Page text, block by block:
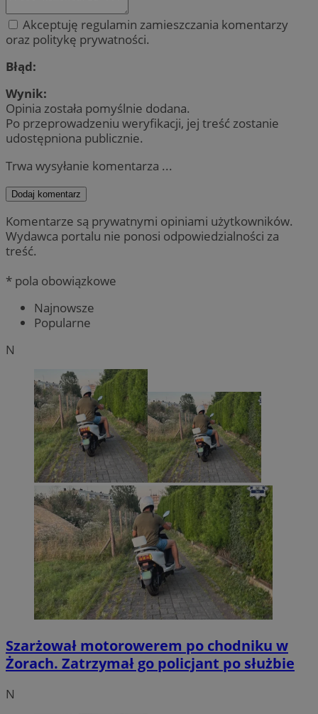
Akceptuję regulamin zamieszczania komentarzy
oraz politykę prywatności.
Błąd:
Wynik:
Opinia została pomyślnie dodana.
Po przeprowadzeniu weryfikacji, jej treść zostanie
udostępniona publicznie.
Trwa wysyłanie komentarza ...
Dodaj komentarz
Komentarze są prywatnymi opiniami użytkowników.
Wydawca portalu nie ponosi odpowiedzialności za
treść.
* pola obowiązkowe
Najnowsze
Popularne
N
Szarżował motorowerem po chodniku w
Żorach. Zatrzymał go policjant po służbie
N